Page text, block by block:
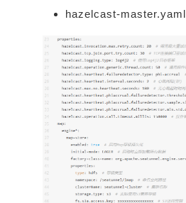
hazelcast-master.yaml